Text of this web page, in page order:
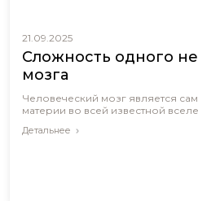
21.09.2025
Сложность одного
мозга
Человеческий мозг является
материи во всей известной
Детальнее